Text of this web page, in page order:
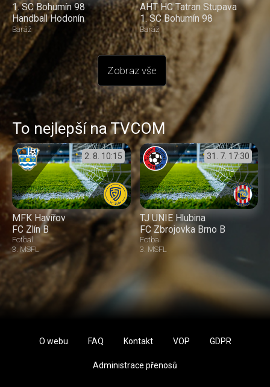
1. SC Bohumín 98
Handball Hodonín
Baráž
AHT HC Tatran Stupava
1. SC Bohumín 98
Baráž
Zobraz vše
To nejlepší na TVCOM
2. 8. 10:15
MFK Havířov
FC Zlín B
Fotbal
3. MSFL
31. 7. 17:30
TJ UNIE Hlubina
FC Zbrojovka Brno B
Fotbal
3. MSFL
O webu FAQ Kontakt VOP GDPR
Administrace přenosů